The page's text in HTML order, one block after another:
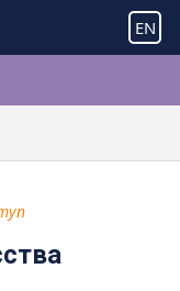
EN